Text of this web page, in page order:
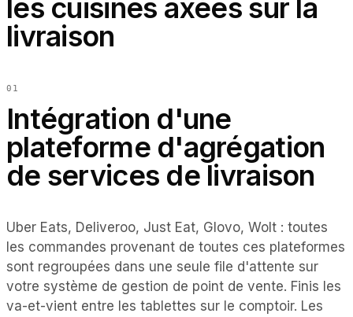
les cuisines axées sur la
livraison
0 1
Intégration d'une
plateforme d'agrégation
de services de livraison
Uber Eats, Deliveroo, Just Eat, Glovo, Wolt : toutes
les commandes provenant de toutes ces plateformes
sont regroupées dans une seule file d'attente sur
votre système de gestion de point de vente. Finis les
va-et-vient entre les tablettes sur le comptoir. Les